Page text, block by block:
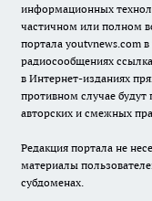
информационных
частичном или полном
портала youtvnews.com
радиосообщениях
в Интернет-изданиях
противном случае
авторских и смежных
Редакция портала не
материалы
субдоменах.